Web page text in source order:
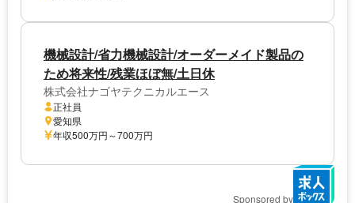
機械設計/省力機械設計/オーダーメイド製品の
ため将来性/残業ほぼ無/土日休
株式会社ナゴヤテクニカルエース
正社員
愛知県
年収500万円～700万円
Sponsored by